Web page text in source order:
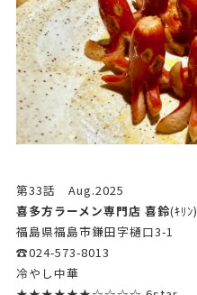
第33話 Aug.2025
喜多方ラーメン専門店 喜鈴(ｷﾘﾝ)
福島県福島市鎌田字樋口3-1
☎024-573-8013
冷やし中華